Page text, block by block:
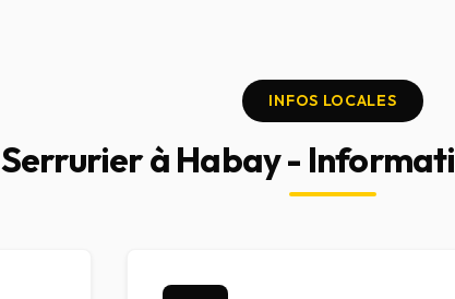
INFOS LOCALES
Serrurier à Habay -